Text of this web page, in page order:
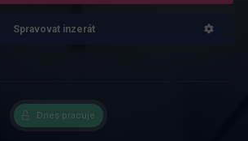
Spravovat inzerát
Dnes pracuje